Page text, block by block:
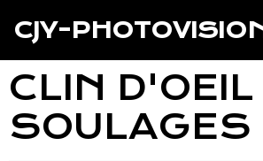
CJY-
CLIN D'OEIL
SOULAGES